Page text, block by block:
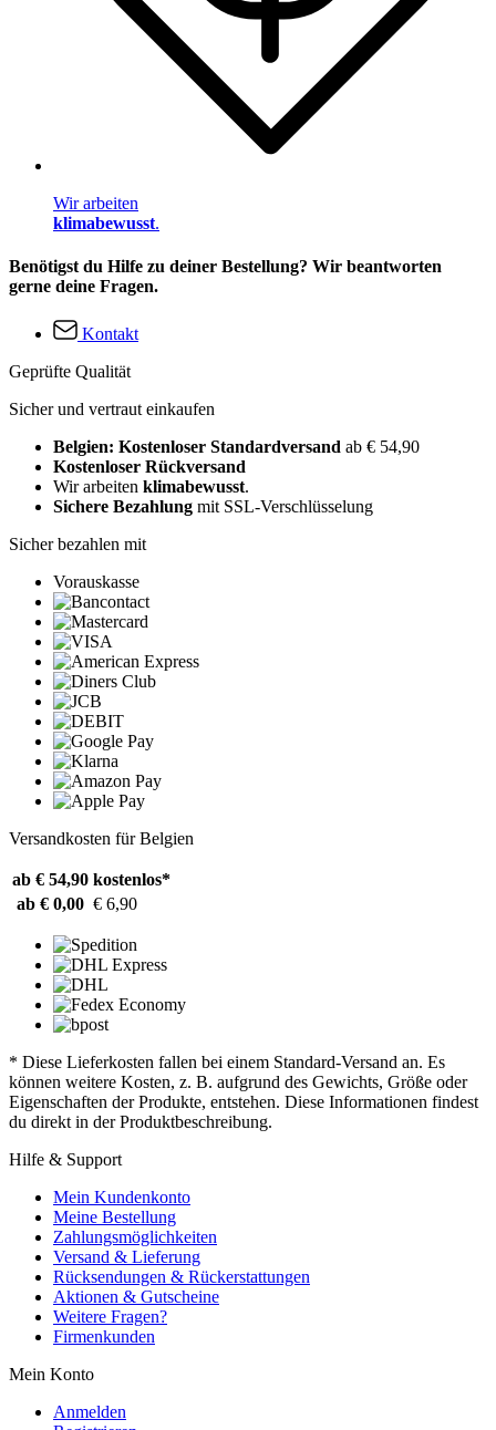
Wir arbeiten
klimabewusst.
Benötigst du Hilfe zu deiner Bestellung? Wir beantworten
gerne deine Fragen.
Kontakt
Geprüfte Qualität
Sicher und vertraut einkaufen
Belgien: Kostenloser Standardversand ab € 54,90
Kostenloser Rückversand
Wir arbeiten klimabewusst.
Sichere Bezahlung mit SSL-Verschlüsselung
Sicher bezahlen mit
Vorauskasse
Versandkosten für Belgien
ab € 54,90 kostenlos*
ab € 0,00 € 6,90
* Diese Lieferkosten fallen bei einem Standard-Versand an. Es
können weitere Kosten, z. B. aufgrund des Gewichts, Größe oder
Eigenschaften der Produkte, entstehen. Diese Informationen findest
du direkt in der Produktbeschreibung.
Hilfe & Support
Mein Kundenkonto
Meine Bestellung
Zahlungsmöglichkeiten
Versand & Lieferung
Rücksendungen & Rückerstattungen
Aktionen & Gutscheine
Weitere Fragen?
Firmenkunden
Mein Konto
Anmelden